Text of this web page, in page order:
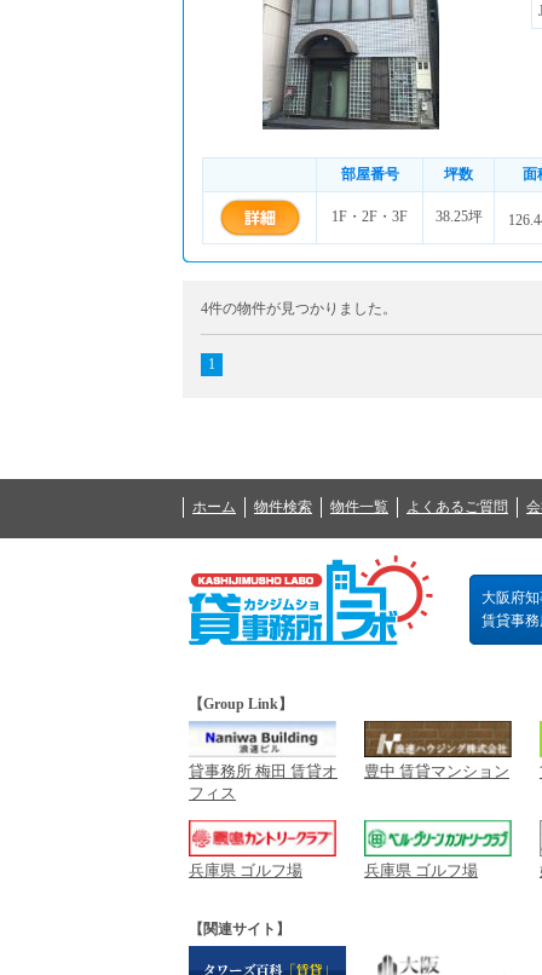
部屋番号 坪数 面
1F・2F・3F 38.25坪
4件の物件が見つかりました。
1
ホーム 物件検索 物件一覧 よくあるご質問
大阪府
賃貸事
【Group Link】
貸事務所 梅田 賃貸オ
フィス
豊中 賃貸マンション
兵庫県 ゴルフ場 兵庫県 ゴルフ場
【関連サイト】